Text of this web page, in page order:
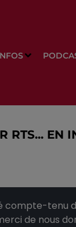
RTS... EN
tenu
de nous